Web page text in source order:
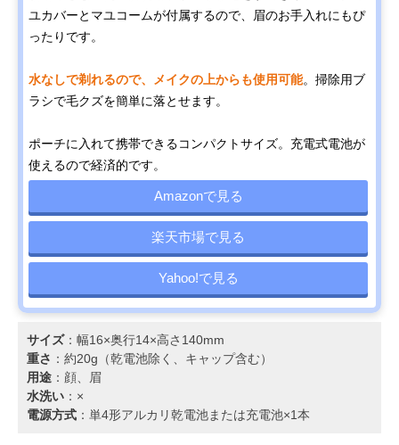
ユカバーとマユコームが付属するので、眉のお手入れにもぴ
ったりです。
水なしで剃れるので、メイクの上からも使用可能。掃除用ブ
ラシで毛クズを簡単に落とせます。
ポーチに入れて携帯できるコンパクトサイズ。充電式電池が
使えるので経済的です。
Amazonで見る
楽天市場で見る
Yahoo!で見る
サイズ：幅16×奥行14×高さ140mm
重さ ：約20g（乾電池除く、キャップ含む）
用途 ：顔、眉
水洗い ：×
電源方式 ：単4形アルカリ乾電池または充電池×1本